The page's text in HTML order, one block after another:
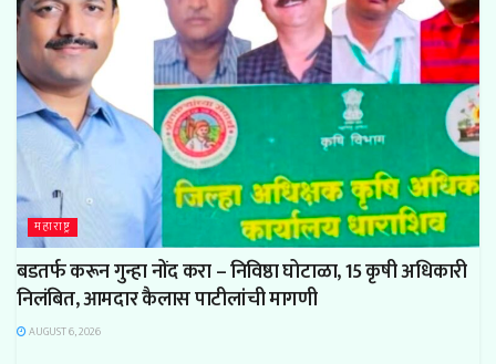
महाराष्ट्र
बडतर्फ करून गुन्हा नोंद करा – निविष्ठा घोटाळा, 15 कृषी अधिकारी
निलंबित, आमदार कैलास पाटीलांची मागणी
AUGUST 6, 2026